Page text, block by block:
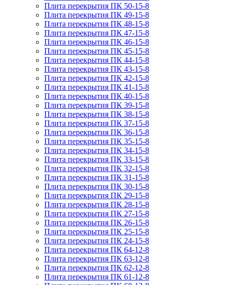
Плита перекрытия ПК 50-15-8
Плита перекрытия ПК 49-15-8
Плита перекрытия ПК 48-15-8
Плита перекрытия ПК 47-15-8
Плита перекрытия ПК 46-15-8
Плита перекрытия ПК 45-15-8
Плита перекрытия ПК 44-15-8
Плита перекрытия ПК 43-15-8
Плита перекрытия ПК 42-15-8
Плита перекрытия ПК 41-15-8
Плита перекрытия ПК 40-15-8
Плита перекрытия ПК 39-15-8
Плита перекрытия ПК 38-15-8
Плита перекрытия ПК 37-15-8
Плита перекрытия ПК 36-15-8
Плита перекрытия ПК 35-15-8
Плита перекрытия ПК 34-15-8
Плита перекрытия ПК 33-15-8
Плита перекрытия ПК 32-15-8
Плита перекрытия ПК 31-15-8
Плита перекрытия ПК 30-15-8
Плита перекрытия ПК 29-15-8
Плита перекрытия ПК 28-15-8
Плита перекрытия ПК 27-15-8
Плита перекрытия ПК 26-15-8
Плита перекрытия ПК 25-15-8
Плита перекрытия ПК 24-15-8
Плита перекрытия ПК 64-12-8
Плита перекрытия ПК 63-12-8
Плита перекрытия ПК 62-12-8
Плита перекрытия ПК 61-12-8